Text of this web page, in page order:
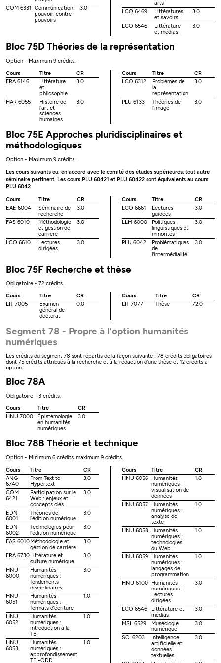
COM 6331 Communication,
pouvoir, contre-
pouvoirs
3.0
arts
LCO 6469
Littératures
et savoirs
3.0
LCO 6546
Littérature
et médias
3.0
Bloc 75D Théories de la représentation
Option - Maximum 9 crédits.
Cours
Titre
CR
FRA 6146
Littérature
et
philosophie
3.0
HAR 6055
Histoire de
l'art et
sciences
humaines
3.0
Cours Titre
CR
LCO 6312
Problèmes de
la
représentation
3.0
PLU 6133
Théories de
l'image
3.0
Bloc 75E Approches pluridisciplinaires et
méthodologiques
Option - Maximum 9 crédits.
Les cours suivants ou, en accord avec le comité des études supérieures, tout autre
séminaire pertinent. Les cours PLU 60421 et PLU 60422 sont équivalents au cours
PLU 6042.
Cours Titre
CR
EAE 6004
Séminaire de
recherche
3.0
FAS 6010
Méthodologie
et gestion de
carrière
3.0
LCO 6610
Lectures
dirigées
3.0
Cours Titre
CR
LCO 6661
Lectures
guidées
3.0
LLM 6000
Politiques
linguistiques et
minorités
3.0
PLU 6042
Problématiques
de
l'intermédialité
3.0
Bloc 75F Recherche et thèse
Obligatoire - 72 crédits.
Cours
Titre
CR
LIT 7005
Examen
général de
doctorat
0.0
Cours Titre
CR
LIT 7077
Thèse 72.0
Segment 78 - Propre à l'option humanités
numériques
Les crédits du segment 78 sont répartis de la façon suivante : 78 crédits obligatoires
dont 75 crédits attribués à la recherche et à la rédaction d'une thèse et 12 crédits à
option.
Bloc 78A
Obligatoire - 3 crédits.
Cours
Titre
CR
HNU 7000
Épistémologie
en humanités
numériques
3.0
Bloc 78B Théorie et technique
Option - Minimum 6 crédits, maximum 9 crédits.
Cours
Titre
CR
ANG
6740
From Text to
Hypertext
3.0
COM
6421
Participation sur le
Web : enjeux et
concepts clés
3.0
EDN
6001
Théories de
l’édition numérique
3.0
EDN
6002
Technologies pour
l'édition numérique
3.0
FAS 6010Méthodologie et
gestion de carrière
3.0
FRA 6730Littérature et
culture numérique
3.0
HNU
6000
Humanités
numériques :
fondements
disciplinaires
3.0
HNU
6051
Humanités
numériques :
formats d’écriture
1.0
HNU
6052
Humanités
numériques :
introduction à la
TEI
1.0
HNU
6053
Humanités
numériques :
approfondissement
TEI-ODD
1.0
Cours Titre
CR
HNU 6056
Humanités
numériques :
visualisation de
données
1.0
HNU 6057
Humanités
numériques :
analyse de
texte
1.0
HNU 6058 Humanités
numériques :
technologies
du Web
1.0
HNU 6059
Humanités
numériques :
langages de
programmation
1.0
HNU 6100
Humanités
numériques :
Lectures
dirigées
3.0
LCO 6546
Littérature et
médias
3.0
MSL 6529
Muséologie
numérique
3.0
SCI 6203
Intelligence
artificielle et
données
textuelles
3.0